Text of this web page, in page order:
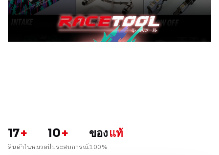
17+
สินค้าในหมวด
10+
ปีประสบการณ์
ของแท้
100%